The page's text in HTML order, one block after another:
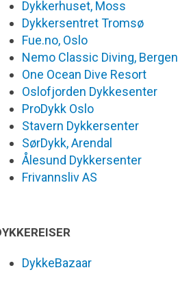
Dykkerhuset, Moss
Dykkersentret Tromsø
Fue.no, Oslo
Nemo Classic Diving, Bergen
One Ocean Dive Resort
Oslofjorden Dykkesenter
ProDykk Oslo
Stavern Dykkersenter
SørDykk, Arendal
Ålesund Dykkersenter
Frivannsliv AS
DykkeBazaar